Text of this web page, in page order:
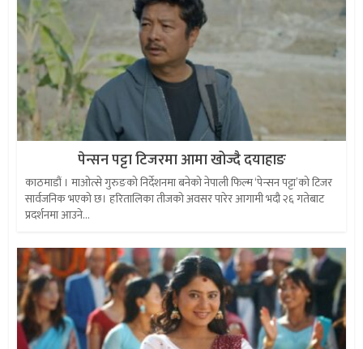
पेन्सन पट्टा टिजरमा आमा खोज्दै दयाहाङ
काठमाडौं । माओत्से गुरुङको निर्देशनमा बनेको नेपाली फिल्म ‘पेन्सन पट्टा’को टिजर
सार्वजनिक भएको छ। हरितालिका तीजको अवसर पारेर आगामी भदौ २६ गतेबाट
प्रदर्शनमा आउने...